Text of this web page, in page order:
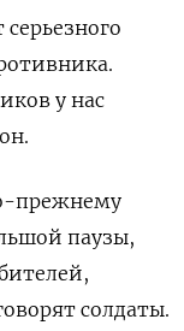
у нас
прежнему
паузы,
солдаты.